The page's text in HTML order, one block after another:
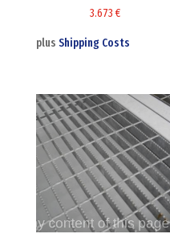
3.673 €
plus Shipping Costs